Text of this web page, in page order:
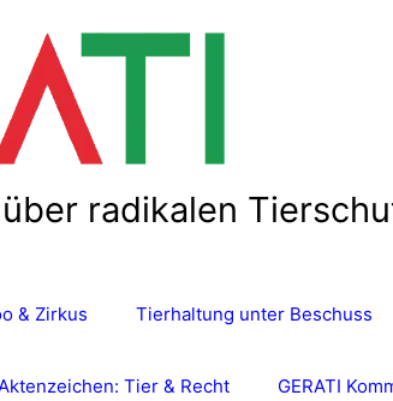
radikalen
& Zirkus Tierhaltung unter Beschuss
Tier & Recht GERATI